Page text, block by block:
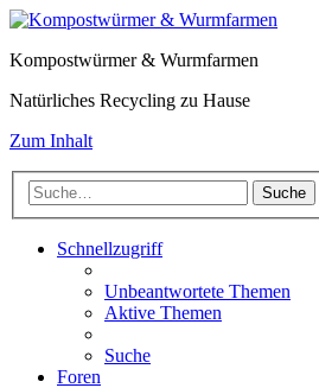
Kompostwürmer & Wurmfarmen
Natürliches Recycling zu Hause
Zum Inhalt
Suche
Schnellzugriff
Unbeantwortete Themen
Aktive Themen
Suche
Foren